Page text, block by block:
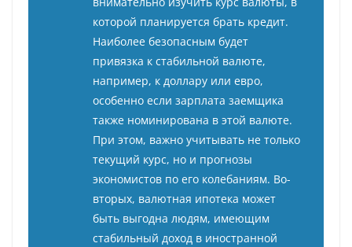
которой планируется брать кредит.
Наиболее безопасным будет
привязка к стабильной валюте,
например, к доллару или евро,
особенно если зарплата заемщика
также номинирована в этой валюте.
При этом, важно учитывать не только
текущий курс, но и прогнозы
экономистов по его колебаниям. Во-
вторых, валютная ипотека может
быть выгодна людям, имеющим
стабильный доход в иностранной